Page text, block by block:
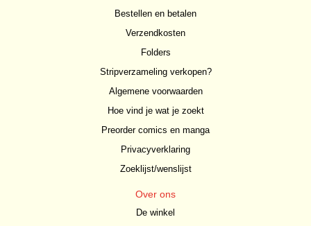
Bestellen en betalen
Verzendkosten
Folders
Stripverzameling verkopen?
Algemene voorwaarden
Hoe vind je wat je zoekt
Preorder comics en manga
Privacyverklaring
Zoeklijst/wenslijst
Over ons
De winkel